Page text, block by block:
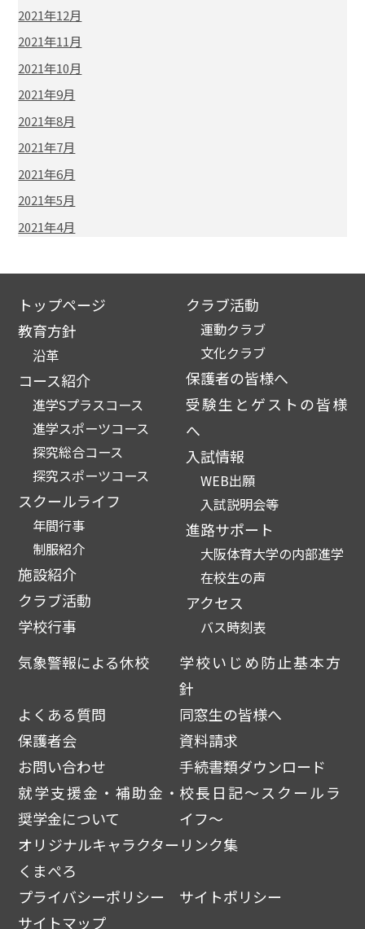
2021年12月
2021年11月
2021年10月
2021年9月
2021年8月
2021年7月
2021年6月
2021年5月
2021年4月
トップページ
教育方針
沿革
コース紹介
進学Sプラスコース
進学スポーツコース
探究総合コース
探究スポーツコース
スクールライフ
年間行事
制服紹介
施設紹介
クラブ活動
学校行事
クラブ活動
運動クラブ
文化クラブ
保護者の皆様へ
受験生とゲストの皆様
へ
入試情報
WEB出願
入試説明会等
進路サポート
大阪体育大学の内部進学
在校生の声
アクセス
バス時刻表
気象警報による休校
学校いじめ防止基本方
針
よくある質問
同窓生の皆様へ
保護者会
資料請求
お問い合わせ
手続書類ダウンロード
就学支援金・補助金・
奨学金について
校長日記～スクールラ
イフ～
オリジナルキャラクター
くまぺろ
リンク集
プライバシーポリシー
サイトポリシー
サイトマップ